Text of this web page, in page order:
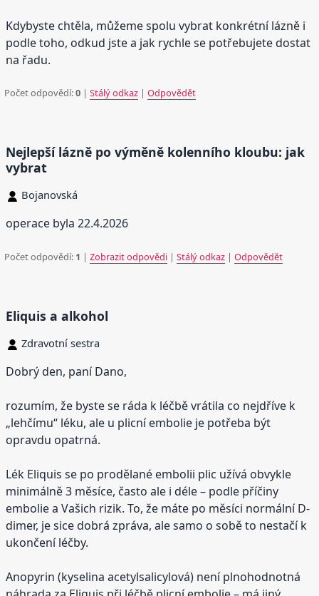
Kdybyste chtěla, můžeme spolu vybrat konkrétní lázně i
podle toho, odkud jste a jak rychle se potřebujete dostat
na řadu.
Počet odpovědí:0 |Stálý odkaz |Odpovědět
Nejlepší lázně po výměně kolenního kloubu: jak
vybrat
Bojanovská
operace byla 22.4.2026
Počet odpovědí: 1 |Zobrazit odpovědi |Stálý odkaz |Odpovědět
Eliquis a alkohol
Zdravotní sestra
Dobrý den, paní Dano,
rozumím, že byste se ráda k léčbě vrátila co nejdříve k
„lehčímu“ léku, ale u plicní embolie je potřeba být
opravdu opatrná.
Lék Eliquis se po prodělané embolii plic užívá obvykle
minimálně 3 měsíce, často ale i déle – podle příčiny
embolie a Vašich rizik. To, že máte po měsíci normální D-
dimer, je sice dobrá zpráva, ale samo o sobě to nestačí k
ukončení léčby.
Anopyrin (kyselina acetylsalicylová) není plnohodnotná